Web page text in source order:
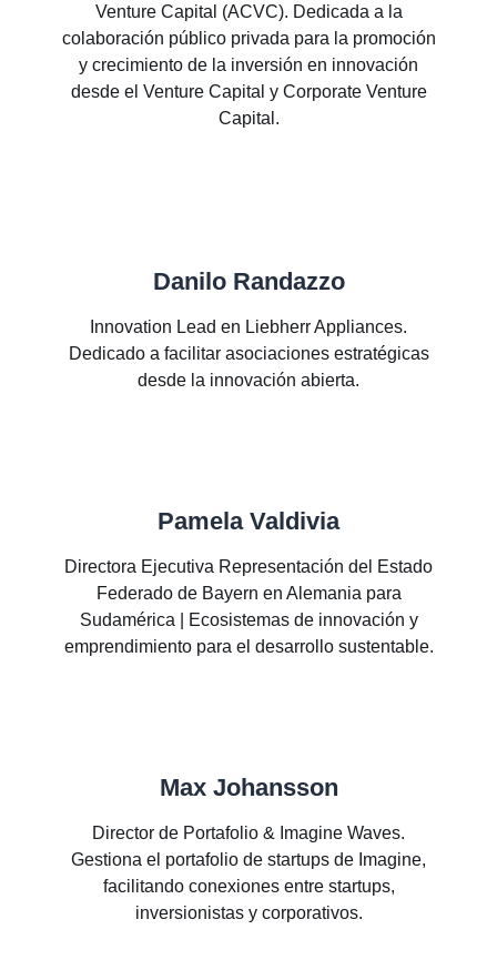
Venture Capital (ACVC). Dedicada a la
colaboración público privada para la promoción
y crecimiento de la inversión en innovación
desde el Venture Capital y Corporate Venture
Capital.
Danilo Randazzo
Innovation Lead en Liebherr Appliances.
Dedicado a facilitar asociaciones estratégicas
desde la innovación abierta.
Pamela Valdivia
Directora Ejecutiva Representación del Estado
Federado de Bayern en Alemania para
Sudamérica | Ecosistemas de innovación y
emprendimiento para el desarrollo sustentable.
Max Johansson
Director de Portafolio & Imagine Waves.
Gestiona el portafolio de startups de Imagine,
facilitando conexiones entre startups,
inversionistas y corporativos.